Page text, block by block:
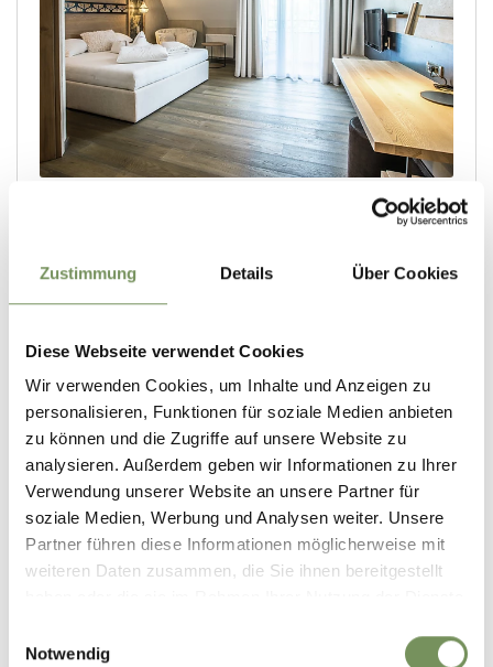
Zustimmung Details Über Cookies
Diese Webseite verwendet Cookies
Wir verwenden Cookies, um Inhalte und Anzeigen zu
personalisieren, Funktionen für soziale Medien anbieten
zu können und die Zugriffe auf unsere Website zu
analysieren. Außerdem geben wir Informationen zu Ihrer
Verwendung unserer Website an unsere Partner für
soziale Medien, Werbung und Analysen weiter. Unsere
Partner führen diese Informationen möglicherweise mit
weiteren Daten zusammen, die Sie ihnen bereitgestellt
Notwendig